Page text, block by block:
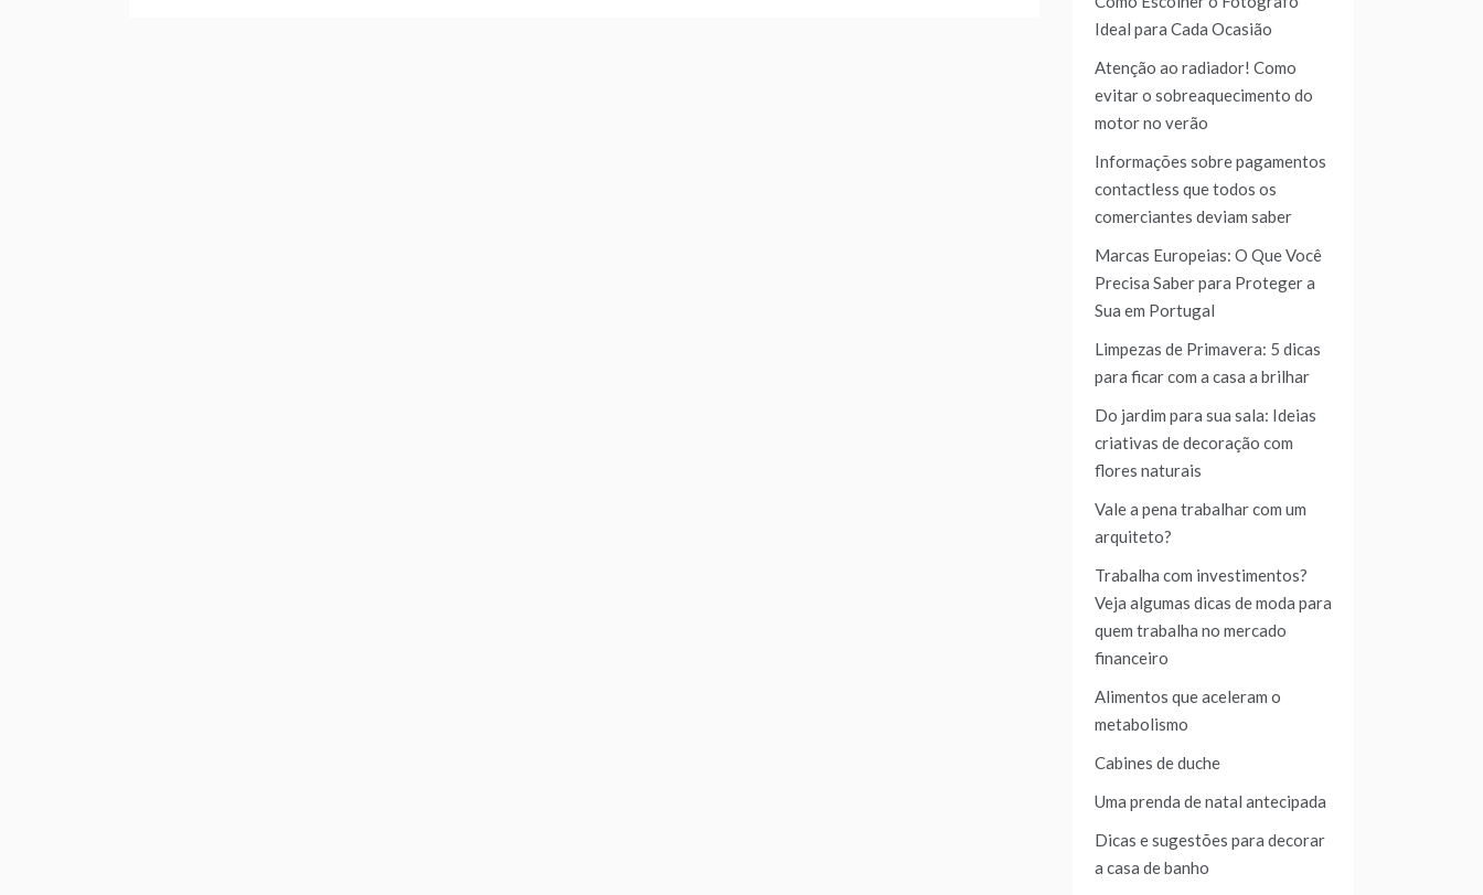
Ideal para Cada Ocasião
Atenção ao radiador! Como
evitar o sobreaquecimento do
motor no verão
Informações sobre pagamentos
contactless que todos os
comerciantes deviam saber
Marcas Europeias: O Que Você
Precisa Saber para Proteger a
Sua em Portugal
Limpezas de Primavera: 5 dicas
para ficar com a casa a brilhar
Do jardim para sua sala: Ideias
criativas de decoração com
flores naturais
Vale a pena trabalhar com um
arquiteto?
Trabalha com investimentos?
Veja algumas dicas de moda para
quem trabalha no mercado
financeiro
Alimentos que aceleram o
metabolismo
Cabines de duche
Uma prenda de natal antecipada
Dicas e sugestões para decorar
a casa de banho